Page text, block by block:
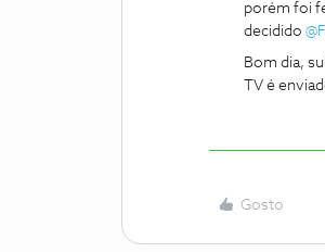
porém foi
decidido
Bom dia,
TV é
Gosto